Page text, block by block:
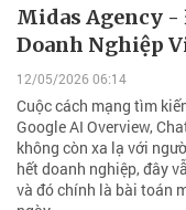
Midas Agency -
Doanh Nghiệp
12/05/2026 06:14
Cuộc cách mạng tìm
Google AI Overview,
không còn xa lạ với
hết doanh nghiệp, đây
và đó chính là bài toán